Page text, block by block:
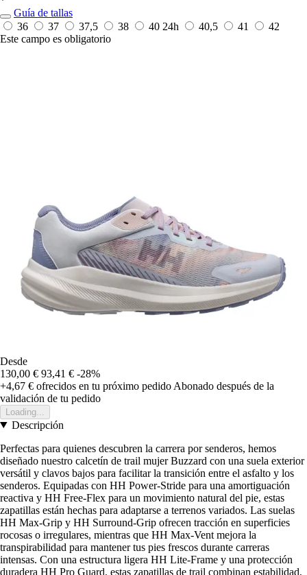
Guía de tallas
36
37 37,5 38 40 24h 40,5 41
42
Este campo es obligatorio
Desde
130,00 € 93,41 € -28%
+4,67 € ofrecidos en tu próximo pedido Abonado después de la
validación de tu pedido
Loading...
Descripción
Perfectas para quienes descubren la carrera por senderos, hemos
diseñado nuestro calcetín de trail mujer Buzzard con una suela exterior
versátil y clavos bajos para facilitar la transición entre el asfalto y los
senderos. Equipadas con HH Power-Stride para una amortiguación
reactiva y HH Free-Flex para un movimiento natural del pie, estas
zapatillas están hechas para adaptarse a terrenos variados. Las suelas
HH Max-Grip y HH Surround-Grip ofrecen tracción en superficies
rocosas o irregulares, mientras que HH Max-Vent mejora la
transpirabilidad para mantener tus pies frescos durante carreras
intensas. Con una estructura ligera HH Lite-Frame y una protección
duradera HH Pro Guard, estas zapatillas de trail combinan estabilidad,